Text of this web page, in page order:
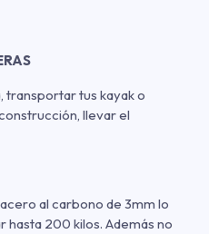
transportar tus kayak o
llevar el
al carbono de 3mm lo
hasta 200 kilos. Además no